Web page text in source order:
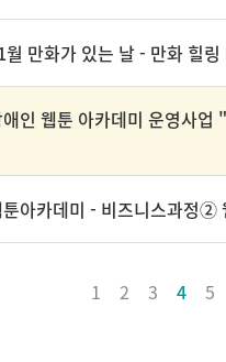
만화가 있는 날 - 만화 힐
인 웹툰 아카데미 운영사업
아카데미 - 비즈니스과정②
1 2 3 4 5